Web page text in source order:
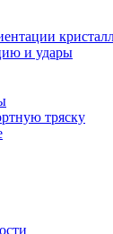
и удары
тряску